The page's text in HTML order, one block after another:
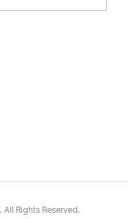
. All Rights Reserved.